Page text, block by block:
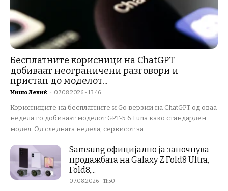
Бесплатните корисници на ChatGPT
добиваат неограничени разговори и
пристап до моделот...
Мишо Лекиќ - 07.08.2026 - 13:46
Корисниците на бесплатните и Go верзии на ChatGPT од оваа
недела го добиваат моделот GPT-5.6 Luna како стандарден
модел. Од следната недела, сервисот за...
Samsung официјално ја започнува
продажбата на Galaxy Z Fold8 Ultra,
Fold8,...
07.08.2026 - 11:50